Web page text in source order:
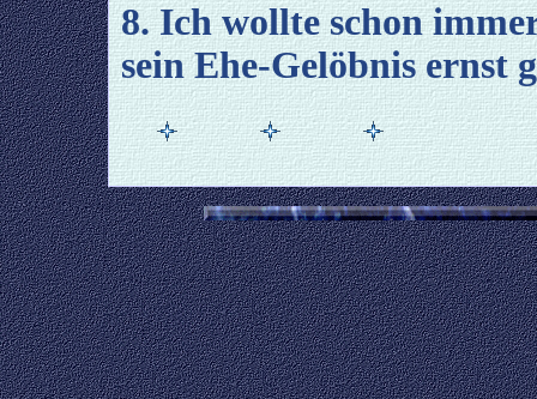
8. Ich wollte schon
sein Ehe-Gelöbnis ernst